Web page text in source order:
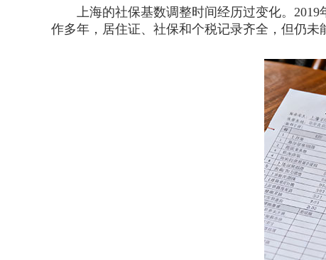
上海的社保基数调整时间经历过变化。2019
作多年，居住证、社保和个税记录齐全，但仍未